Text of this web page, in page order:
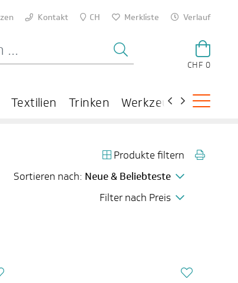
Kontakt CH Merkliste Verlauf
CHF 0
Textilien Trinken Werkzeuge
Produkte filtern
Sortieren nach: Neue & Beliebteste
Filter nach Preis